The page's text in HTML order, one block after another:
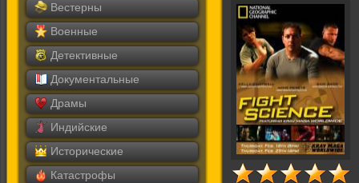
Вестерны
Военные
Детективные
Документальные
Драмы
Индийские
Исторические
Катастрофы